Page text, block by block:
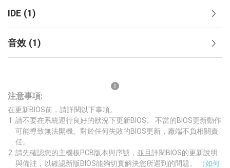
IDE (1)
音效 (1)
注意事項:
在更新BIOS前，請詳閱以下事項。
請不要在系統運行良好的狀況下更新BIOS。 不當的BIOS更新動作
可能導致無法開機。對於任何失敗的BIOS更新，廠端不負相關責
任。
請先確認您的主機板PCB版本與序號，並且詳閱BIOS的更新說明
與備註，以確認新版BIOS能夠切實解決您所遇到的問題。
（如何